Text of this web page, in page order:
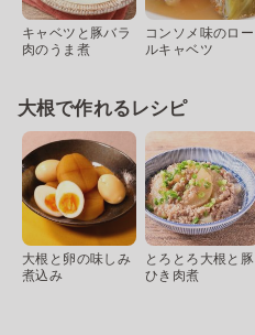
キャベツと豚バラ
肉のうま煮
コンソメ味のロー
ルキャベツ
大根で作れるレシピ
大根と卵の味しみ
煮込み
とろとろ大根と豚
ひき肉煮